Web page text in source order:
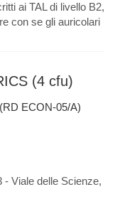
ai TAL di livello B2,
con se gli auricolari
(4 cfu)
ECON-05/A)
- Viale delle Scienze,